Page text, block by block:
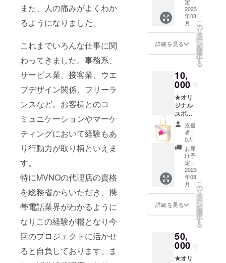
また、人の痛みがよくわか
るようになりました。
これまでいろんな仕事に関
わってきました。事務系、
サービス業、接客業、ウエ
ブデザイン関係、フリーラ
ンスなど。お客様とのコ
ミュニケーションやマーケ
ティングにおいて経験もあ
り行動力が取り柄といえま
す。
特にMVNOの代理店の資格
を総務省からいただき、携
帯電話業界がわかるように
なりこの経験が糧となり今
回のプロジェクトに活かせ
ると自負しております。ま
す。
（オン
ライン
のみ）
ラーは
白地に
なりま
す。綿
100％）
★お礼
★スマ
ホのご
相談受
付：1ヶ
月間
メール
または
ZOOM
対応、
必要に
応じて
伺いま
す。
（オン
ライン
のみ）
定：
2023
年08
月
詳細を見る
こ
の
リ
タ
ー
ン
を
選
択
す
る
10,
000 円
★オリ
ジナル
スポー
ツタオ
ル１枚
(本体／
約
H40×W
110,綿
100％）
★オリ
ジナル
薄手
コット
ンバッ
／約
W36×H
37×D11
持ち手
支援
者：
0人
お届
け予
定：
2023
年08
月
詳細を見る
こ
の
リ
タ
ー
ン
を
選
択
す
る
50,
000 円
★オリ